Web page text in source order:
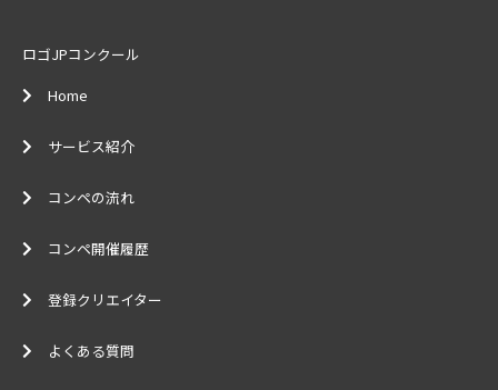
ロゴJPコンクール
Home
サービス紹介
コンペの流れ
コンペ開催履歴
登録クリエイター
よくある質問